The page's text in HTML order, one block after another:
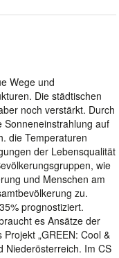
Wege und
Die städtischen
noch verstärkt. Durch
Sonneneinstrahlung auf
die Temperaturen
der Lebensqualität
wie
und Menschen am
zu.
prognostiziert.
es Ansätze der
„GREEN: Cool &
Niederösterreich. Im CS